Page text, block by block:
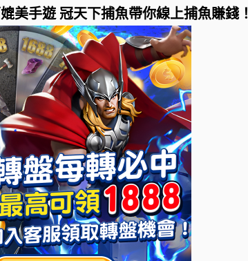
美手遊 冠天下捕魚帶你線上捕魚賺錢！